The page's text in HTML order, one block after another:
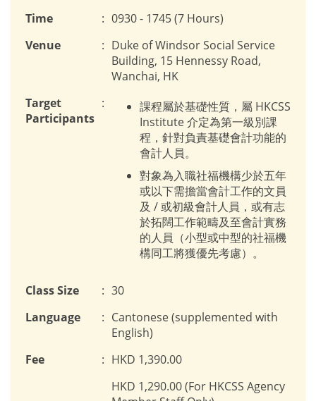
Time
: 0930 - 1745 (7 Hours)
Venue
: Duke of Windsor Social Service
Building, 15 Hennessy Road,
Wanchai, HK
Target
Participants
:
課程屬於基礎性質，屬 HKCSS
Institute 介定為第一級別課
程，針對負責基礎會計功能的
會計人員。
對象為入職社福機構少於五年
或以下需擔當會計工作的文員
及 / 或初級會計人員，或有志
於拓闊工作範疇及至會計實務
的人員（小型或中型的社福機
構同工將獲優先考慮）。
Class Size : 30
Language
: Cantonese (supplemented with
English)
Fee
: HKD 1,390.00
HKD 1,290.00 (For HKCSS Agency